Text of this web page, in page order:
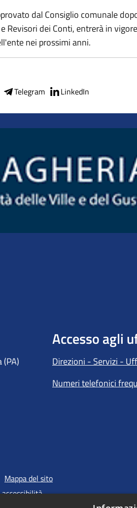
dal Consiglio comunale
Revisori dei Conti, entrerà in
nei prossimi anni.
Telegram LinkedIn
Accesso agli
Direzioni - Servizi -
Numeri telefonici
Mappa del sito
accessibilità